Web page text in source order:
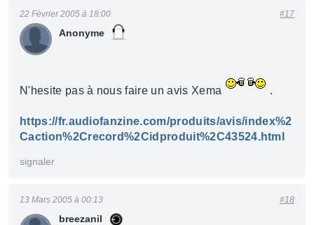
Anonyme
22 Février 2005 à 18:00 #17
N'hesite pas à nous faire un avis Xema .
https://fr.audiofanzine.com/produits/avis/index%2
Caction%2Crecord%2Cidproduit%2C43524.html
signaler
breezanil
13 Mars 2005 à 00:13 #18